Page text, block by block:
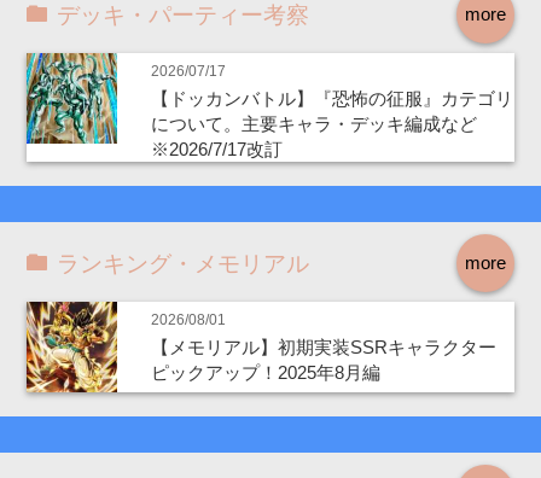
more
デッキ・パーティー考察
2026/07/17
【ドッカンバトル】『恐怖の征服』カテゴリ
について。主要キャラ・デッキ編成など
※2026/7/17改訂
more
ランキング・メモリアル
2026/08/01
【メモリアル】初期実装SSRキャラクター
ピックアップ！2025年8月編